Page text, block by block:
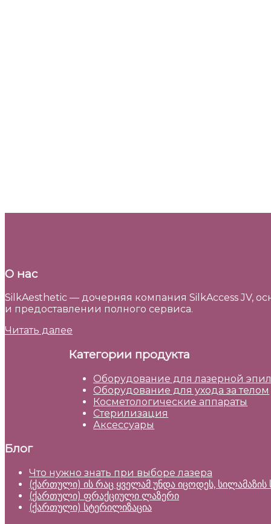
О нас
SilkAesthetic — дочерняя компания SilkAccess JV,
и предоставлении полного сервиса.
Читать далее
Категории продукта
Оборудование для лазерной
Оборудование для ухода за телом
Косметологические аппараты
Стерилизация
Аксессуары
Блог
Что нужно знать при выборе лазера
(ქართული) ის რაც ყველამ უნდა იცოდეს,
(ქართული) ფრაქციული ლაზერი
(ქართული) სტერილიზაცია